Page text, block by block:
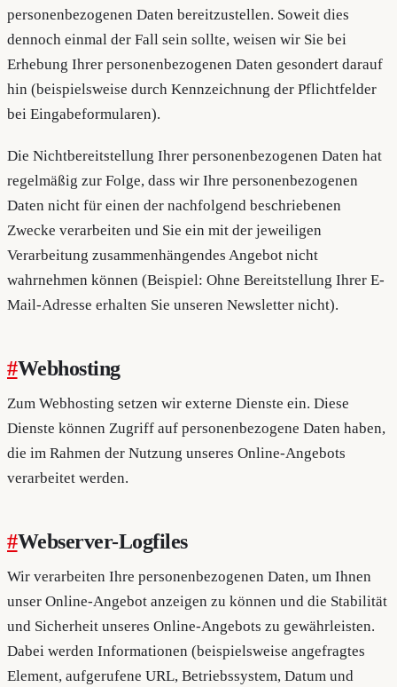
personenbezogenen Daten bereitzustellen. Soweit dies
dennoch einmal der Fall sein sollte, weisen wir Sie bei
Erhebung Ihrer personenbezogenen Daten gesondert darauf
hin (beispielsweise durch Kennzeichnung der Pflichtfelder
bei Eingabeformularen).
Die Nichtbereitstellung Ihrer personenbezogenen Daten hat
regelmäßig zur Folge, dass wir Ihre personenbezogenen
Daten nicht für einen der nachfolgend beschriebenen
Zwecke verarbeiten und Sie ein mit der jeweiligen
Verarbeitung zusammenhängendes Angebot nicht
wahrnehmen können (Beispiel: Ohne Bereitstellung Ihrer E-
Mail-Adresse erhalten Sie unseren Newsletter nicht).
#Webhosting
Zum Webhosting setzen wir externe Dienste ein. Diese
Dienste können Zugriff auf personenbezogene Daten haben,
die im Rahmen der Nutzung unseres Online-Angebots
verarbeitet werden.
#Webserver-Logfiles
Wir verarbeiten Ihre personenbezogenen Daten, um Ihnen
unser Online-Angebot anzeigen zu können und die Stabilität
und Sicherheit unseres Online-Angebots zu gewährleisten.
Dabei werden Informationen (beispielsweise angefragtes
Element, aufgerufene URL, Betriebssystem, Datum und